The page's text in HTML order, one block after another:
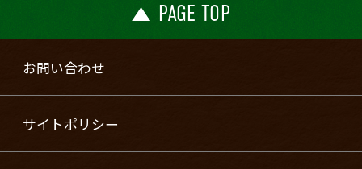
PAGE TOP
お問い合わせ
サイトポリシー